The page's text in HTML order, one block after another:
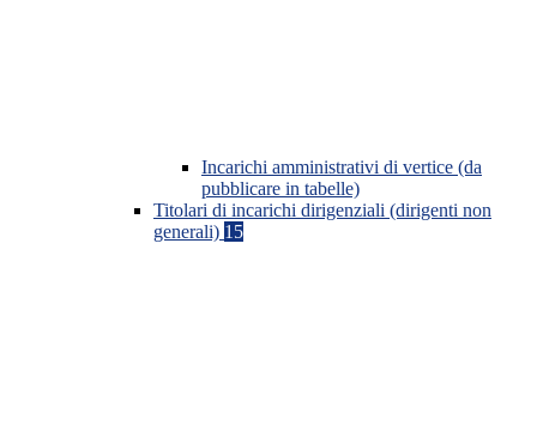
Incarichi amministrativi di vertice (da
pubblicare in tabelle)
Titolari di incarichi dirigenziali (dirigenti non
generali) 15